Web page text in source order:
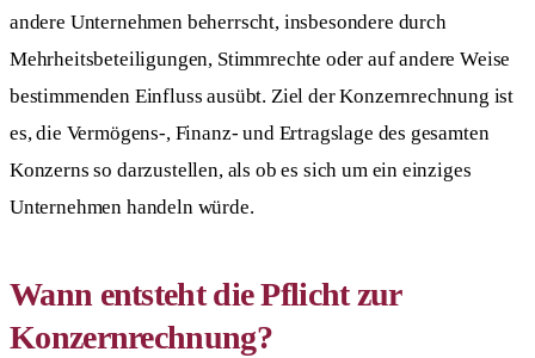
andere Unternehmen beherrscht, insbesondere durch
Mehrheitsbeteiligungen, Stimmrechte oder auf andere Weise
bestimmenden Einfluss ausübt. Ziel der Konzernrechnung ist
es, die Vermögens-, Finanz- und Ertragslage des gesamten
Konzerns so darzustellen, als ob es sich um ein einziges
Unternehmen handeln würde.
Wann entsteht die Pflicht zur
Konzernrechnung?